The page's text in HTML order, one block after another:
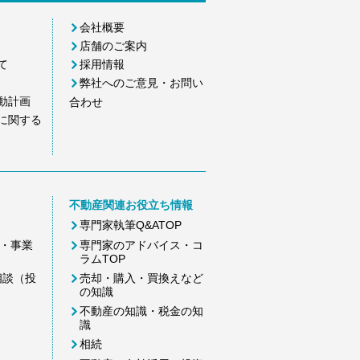
計画
関する
会社概要
店舗のご案内
採用情報
弊社へのご意見・お問い
合わせ
事業
（投
不動産関連お役立ち情報
専門家執筆Q&ATOP
専門家のアドバイス・コ
ラムTOP
売却・購入・買換えなど
の知識
不動産の知識・税金の知
識
相続